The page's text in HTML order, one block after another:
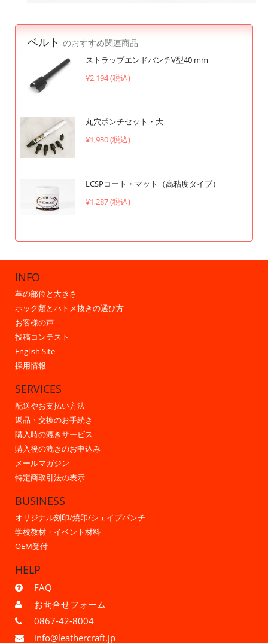
ベルト のおすすめ関連商品
ストラップエンドパンチV型40 mm
¥2,194 (税込)
丸穴ポンチセット・大
¥1,930 (税込)
LCSPコート・マット（高粘度タイプ）
¥1,287 (税込)
INFO
革の部位と大きさ
ホック類とハトメ抜きの選び方
お客様の声
投稿コンテスト
English Site
採用情報
SERVICES
配送やお支払い方法
返品・交換のお手続き
購入時の漉きサービス
購入後の漉きのお申込み
メールマガジン
特定商取引法の表示
BUSINESS
オリジナル刻印/焼印/シェイプパンチ
学校教材・イベント材料
OEM受付
HELP
FAQ
お問合せフォーム
0867-42-8004
info@leathercraft.jp